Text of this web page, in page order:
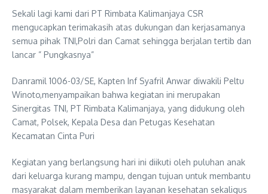
Sekali lagi kami dari PT Rimbata Kalimanjaya CSR
mengucapkan terimakasih atas dukungan dan kerjasamanya
semua pihak TNI,Polri dan Camat sehingga berjalan tertib dan
lancar ” Pungkasnya”
Danramil 1006-03/SE, Kapten Inf Syafril Anwar diwakili Peltu
Winoto,menyampaikan bahwa kegiatan ini merupakan
Sinergitas TNI, PT Rimbata Kalimanjaya, yang didukung oleh
Camat, Polsek, Kepala Desa dan Petugas Kesehatan
Kecamatan Cinta Puri
Kegiatan yang berlangsung hari ini diikuti oleh puluhan anak
dari keluarga kurang mampu, dengan tujuan untuk membantu
masyarakat dalam memberikan layanan kesehatan sekaligus